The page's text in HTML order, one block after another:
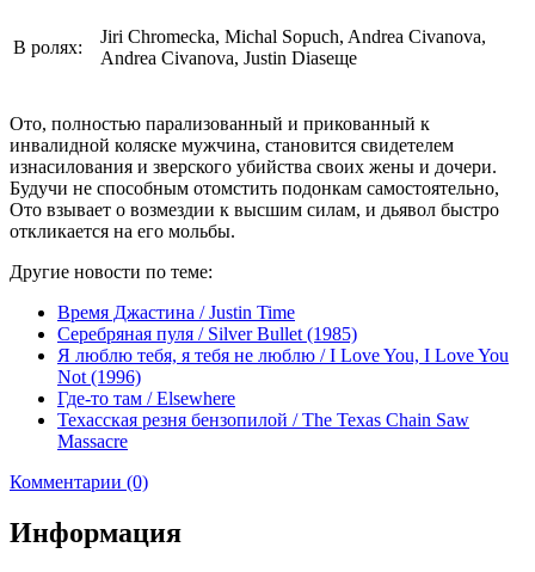
В ролях:
Jiri Chromecka, Michal Sopuch, Andrea Civanova,
Andrea Civanova, Justin Diasеще
Ото, полностью парализованный и прикованный к
инвалидной коляске мужчина, становится свидетелем
изнасилования и зверского убийства своих жены и дочери.
Будучи не способным отомстить подонкам самостоятельно,
Ото взывает о возмездии к высшим силам, и дьявол быстро
откликается на его мольбы.
Другие новости по теме:
Время Джастина / Justin Time
Серебряная пуля / Silver Bullet (1985)
Я люблю тебя, я тебя не люблю / I Love You, I Love You
Not (1996)
Где-то там / Elsewhere
Техасская резня бензопилой / The Texas Chain Saw
Massacre
Комментарии (0)
Информация